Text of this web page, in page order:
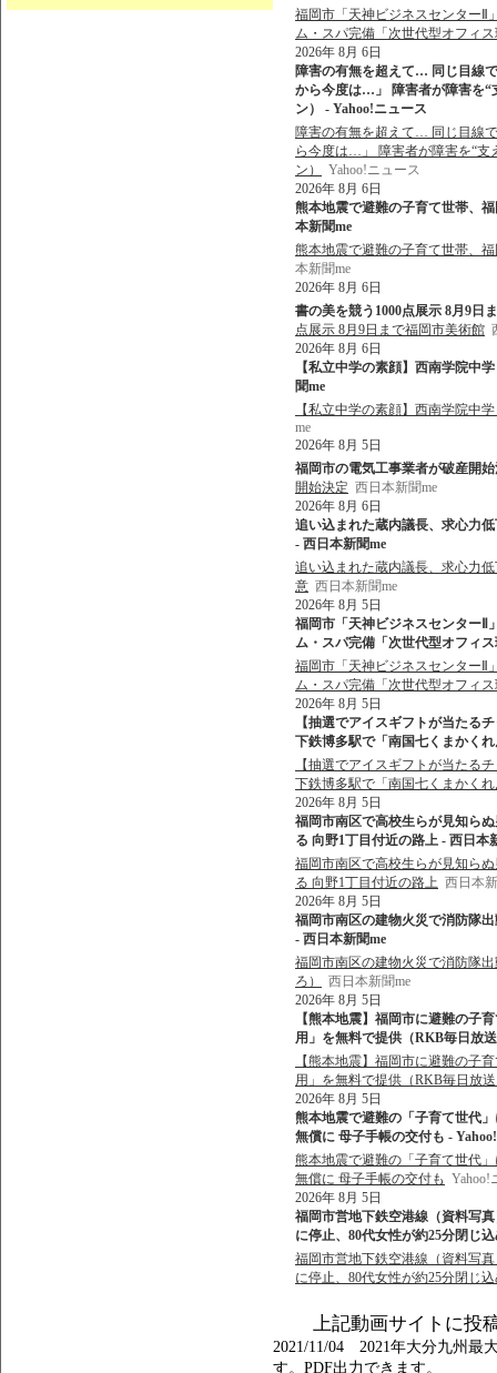
福岡市「天神ビジネスセンター
ム・スパ完備「次世代型オフィ
2026年 8月 6日
障害の有無を超えて… 同じ目線
から今度は…」 障害者が障害を“
ン） - Yahoo!ニュース
障害の有無を超えて… 同じ目線
ら今度は…」 障害者が障害を“支
ン）
Yahoo!ニュース
2026年 8月 6日
熊本地震で避難の子育て世帯、
本新聞me
熊本地震で避難の子育て世帯、
本新聞me
2026年 8月 6日
書の美を競う1000点展示 8月9日
点展示 8月9日まで福岡市美術館
2026年 8月 6日
【私立中学の素顔】西南学院中
聞me
【私立中学の素顔】西南学院中
me
2026年 8月 5日
福岡市の電気工事業者が破産開
開始決定 西日本新聞me
2026年 8月 6日
追い込まれた蔵内議長、求心力
- 西日本新聞me
追い込まれた蔵内議長、求心力
意 西日本新聞me
2026年 8月 5日
福岡市「天神ビジネスセンター
ム・スパ完備「次世代型オフィ
福岡市「天神ビジネスセンター
ム・スパ完備「次世代型オフィ
2026年 8月 5日
【抽選でアイスギフトが当たる
下鉄博多駅で「南国七くまかく
【抽選でアイスギフトが当たる
下鉄博多駅で「南国七くまかく
2026年 8月 5日
福岡市南区で高校生らが見知ら
る 向野1丁目付近の路上 - 西日本
福岡市南区で高校生らが見知ら
る 向野1丁目付近の路上 西日本
2026年 8月 5日
福岡市南区の建物火災で消防隊
- 西日本新聞me
福岡市南区の建物火災で消防隊
ろ）
西日本新聞me
2026年 8月 5日
【熊本地震】福岡市に避難の子
用」を無料で提供（RKB毎日放
【熊本地震】福岡市に避難の子
用」を無料で提供（RKB毎日放
2026年 8月 5日
熊本地震で避難の「子育て世代
無償に 母子手帳の交付も -
熊本地震で避難の「子育て世代
無償に 母子手帳の交付も Yahoo!
2026年 8月 5日
福岡市営地下鉄空港線（資料写
に停止、80代女性が約25分閉じ
福岡市営地下鉄空港線（資料写
に停止、80代女性が約25分閉じ
上記動画サイトに投
2021/11/04 2021年大分九州最
す。PDF出力できます。